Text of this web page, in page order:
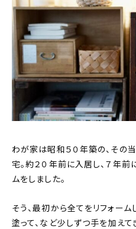
人気の記事
おすすめの記事
インテリア
日用品
ギフト
わが家は昭和５０年築の、その
宅。約２０年前に入居し、７年前
ムをしました。
そう、最初から全てをリフォーム
塗って、など少しずつ手を加えて